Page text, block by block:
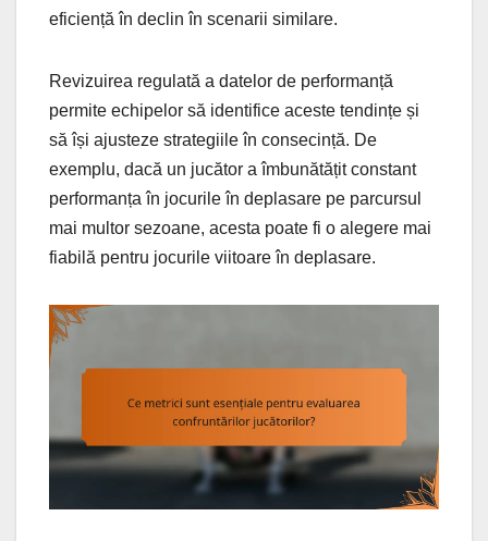
eficiență în declin în scenarii similare.
Revizuirea regulată a datelor de performanță
permite echipelor să identifice aceste tendințe și
să își ajusteze strategiile în consecință. De
exemplu, dacă un jucător a îmbunătățit constant
performanța în jocurile în deplasare pe parcursul
mai multor sezoane, acesta poate fi o alegere mai
fiabilă pentru jocurile viitoare în deplasare.